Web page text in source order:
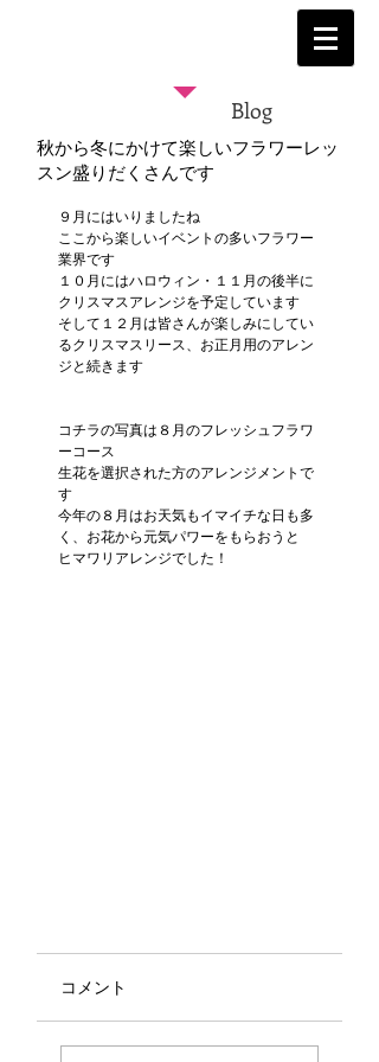
Blog
秋から冬にかけて楽しいフラワーレッ
スン盛りだくさんです
９月にはいりましたね
ここから楽しいイベントの多いフラワー
業界です
１０月にはハロウィン・１１月の後半に
クリスマスアレンジを予定しています
そして１２月は皆さんが楽しみにしてい
るクリスマスリース、お正月用のアレン
ジと続きます
コチラの写真は８月のフレッシュフラワ
ーコース
生花を選択された方のアレンジメントで
す
今年の８月はお天気もイマイチな日も多
く、お花から元気パワーをもらおうと
ヒマワリアレンジでした！
コメント